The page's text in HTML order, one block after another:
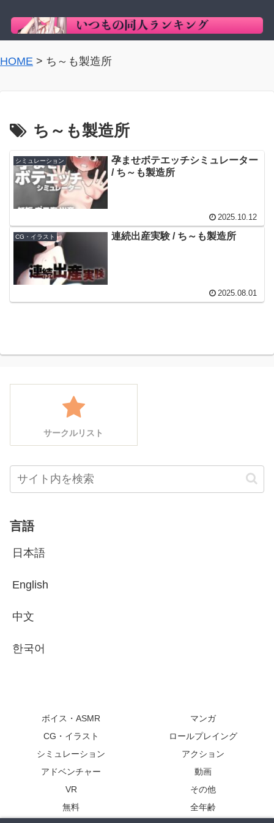
HOME > ち～も製造所
ち～も製造所
シミュレーション
孕ませボテエッチシミュレーター
/ ち～も製造所
2025.10.12
CG・イラスト 連続出産実験 / ち～も製造所
2025.08.01
サークルリスト
言語
日本語
English
中文
한국어
ボイス・ASMR
マンガ
CG・イラスト
ロールプレイング
シミュレーション
アクション
アドベンチャー
動画
VR
その他
無料
全年齢